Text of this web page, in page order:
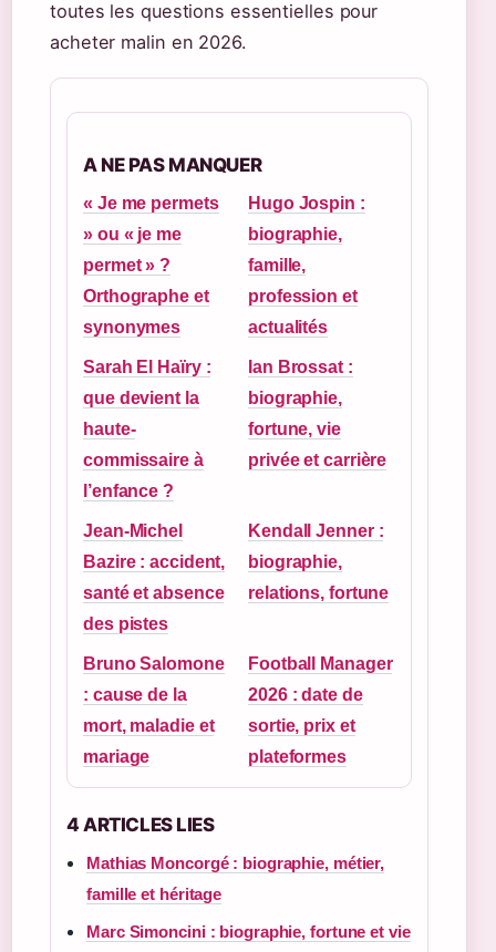
toutes les questions essentielles pour
acheter malin en 2026.
A NE PAS MANQUER
« Je me permets
» ou « je me
permet » ?
Orthographe et
synonymes
Hugo Jospin :
biographie,
famille,
profession et
actualités
Sarah El Haïry :
que devient la
haute-
commissaire à
l’enfance ?
Ian Brossat :
biographie,
fortune, vie
privée et carrière
Jean-Michel
Bazire : accident,
santé et absence
des pistes
Kendall Jenner :
biographie,
relations, fortune
Bruno Salomone
: cause de la
mort, maladie et
mariage
Football Manager
2026 : date de
sortie, prix et
plateformes
4 ARTICLES LIES
Mathias Moncorgé : biographie, métier,
famille et héritage
Marc Simoncini : biographie, fortune et vie